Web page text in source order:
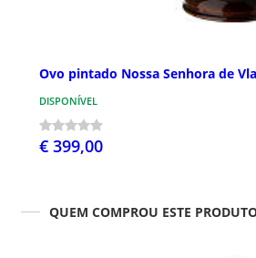
Ovo pintado Nossa Senhora de
DISPONÍVEL
€ 399,00
QUEM COMPROU ESTE